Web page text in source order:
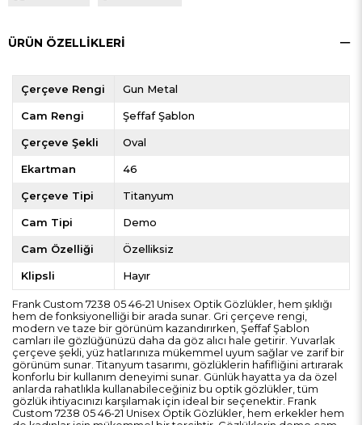
ÜRÜN ÖZELLIKLERI
Çerçeve Rengi Gun Metal
Cam Rengi Şeffaf Şablon
Çerçeve Şekli Oval
Ekartman 46
Çerçeve Tipi Titanyum
Cam Tipi Demo
Cam Özelliği Özelliksiz
Klipsli Hayır
Frank Custom 7238 05 46-21 Unisex Optik Gözlükler, hem şıklığı
hem de fonksiyonelliği bir arada sunar. Gri çerçeve rengi,
modern ve taze bir görünüm kazandırırken, Şeffaf Şablon
camları ile gözlüğünüzü daha da göz alıcı hale getirir. Yuvarlak
çerçeve şekli, yüz hatlarınıza mükemmel uyum sağlar ve zarif bir
görünüm sunar. Titanyum tasarımı, gözlüklerin hafifliğini artırarak
konforlu bir kullanım deneyimi sunar. Günlük hayatta ya da özel
anlarda rahatlıkla kullanabileceğiniz bu optik gözlükler, tüm
gözlük ihtiyacınızı karşılamak için ideal bir seçenektir. Frank
Custom 7238 05 46-21 Unisex Optik Gözlükler, hem erkekler hem